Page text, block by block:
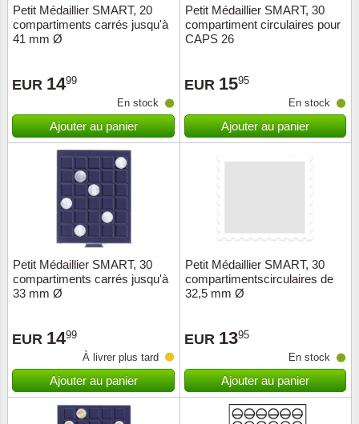
Petit Médaillier SMART, 20
compartiments carrés jusqu'à
41 mm Ø
EUR 1499
En stock
Ajouter au panier
Petit Médaillier SMART, 30
compartiment circulaires pour
CAPS 26
EUR 1595
En stock
Ajouter au panier
Petit Médaillier SMART, 30
compartiments carrés jusqu'à
33 mm Ø
EUR 1499
À livrer plus tard
Ajouter au panier
Petit Médaillier SMART, 30
compartimentscirculaires de
32,5 mm Ø
EUR 1395
En stock
Ajouter au panier
Pays
Sport